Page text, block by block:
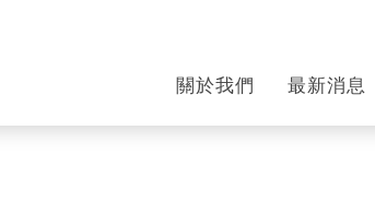
關於我們 最新消息